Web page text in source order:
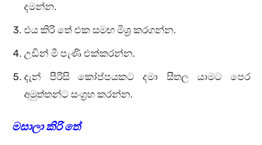
දමන්න.
එය කිරි තේ එක සමඟ මිශ්‍ර කරගන්න.
උඩින් මී පැණි එක්කරන්න.
දැන් පීරිසි කෝප්පයකට දමා සීතල යාමට පෙර
අමුත්තන්ට සංග්‍රහ කරන්න.
මසාලා කිරි තේ